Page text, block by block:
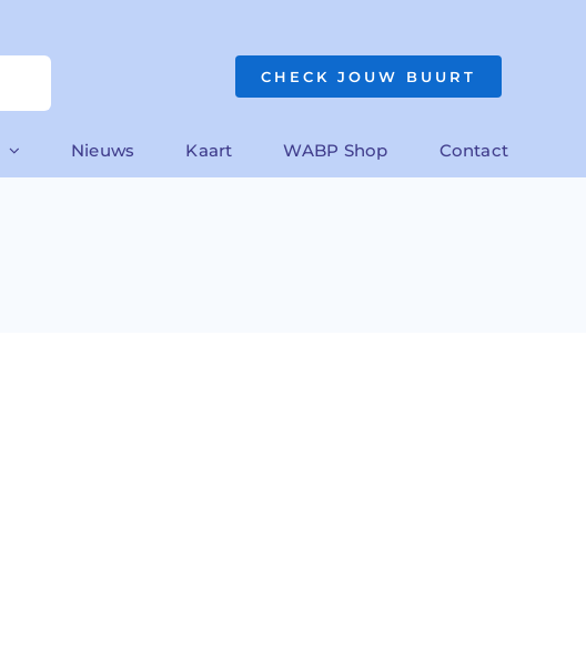
CHECK JOUW BUURT
Nieuws Kaart WABP Shop Contact